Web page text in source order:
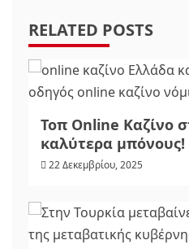
RELATED POSTS
Τοπ Online Καζίνο
καλύτερα μπόνους!
22 Δεκεμβρίου, 2025